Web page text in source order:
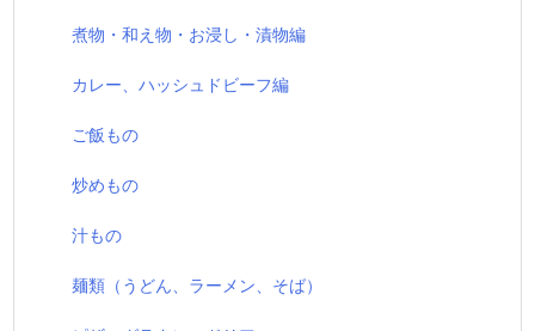
煮物・和え物・お浸し・漬物編
カレー、ハッシュドビーフ編
ご飯もの
炒めもの
汁もの
麺類（うどん、ラーメン、そば）